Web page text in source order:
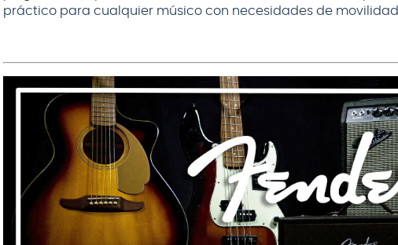
práctico para cualquier músico con necesidades de movilidad.